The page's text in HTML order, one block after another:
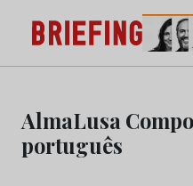
content
Briefing: Todas as
Marketing e da
AlmaLusa
português